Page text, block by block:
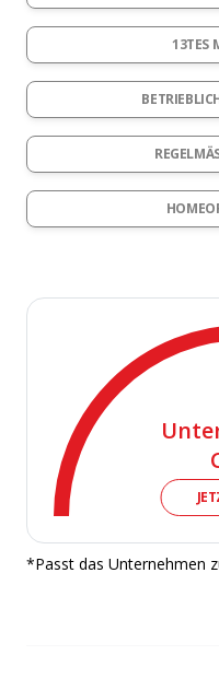
13TES
*Passt das Unternehmen